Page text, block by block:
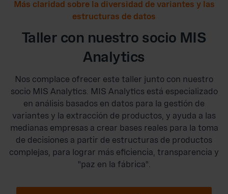
Más claridad sobre la diversidad de variantes y las
estructuras de datos
Taller con nuestro socio MIS
Analytics
Nos complace ofrecer este taller junto con nuestro
socio MIS Analytics. MIS Analytics está especializado
en análisis basados en datos para la gestión de
variantes y la extracción de productos, y ayuda a las
medianas empresas a crear bases reales para la toma
de decisiones a partir de estructuras de productos
complejas, para lograr más eficiencia, transparencia y
"paz en la fábrica".